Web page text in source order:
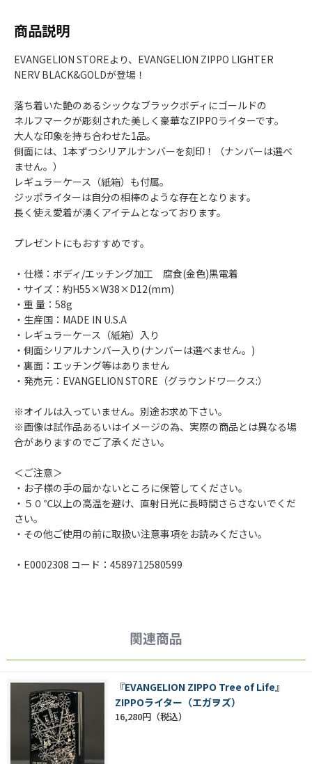
商品説明
EVANGELION STOREより、EVANGELION ZIPPO LIGHTER
NERV BLACK&GOLDが登場！
落ち着いた艶のあるシックなブラックボディにゴールドの
ネルフマークが彫刻された美しく豪華なZIPPOライターです。
大人な印象を持ち合わせた1品。
側面には、1本ずつシリアルナンバーを刻印！（ナンバーは選べ
ません。）
レギュラーケース（紙箱）も付属。
ジッポライターは自分の相棒のような存在となります。
長く使え愛着が湧くアイテムとなっております。
プレゼントにもおすすめです。
・仕様：ボディ/エッチング加工 腐食(金色)黒電着
・サイズ：約H55×W38×D12(mm)
・重 量：58g
・生産国：MADE IN U.S.A
・レギュラーケース（紙箱）入り
・側面シリアルナンバー入り(ナンバーは選べません。)
・裏面：エッチング等はありません
・発売元：EVANGELION STORE（グラウンドワークス:）
※オイルは入っていません。別途お求め下さい。
※画像は試作品あるいはイメージの為、実際の商品とは異なる場
合がありますのでご了承ください。
＜ご注意＞
・お子様の手の届かないところに保管してください。
・５０℃以上の高温を避け、直射日光に長時間さらさないでくだ
さい。
・その他ご使用の前に取扱い注意事項をお読みください。
・E0002308 コード：4589712580599
関連商品
『EVANGELION ZIPPO Tree of Life』
ZIPPOライター（エガヲズ）
16,280円